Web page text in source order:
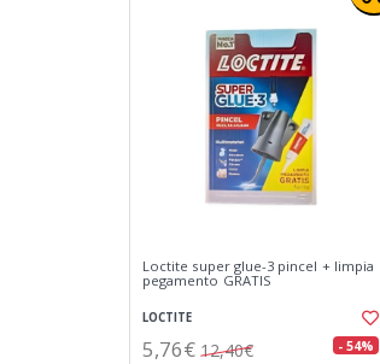
Loctite super glue-3 pincel + limpia
pegamento GRATIS
LOCTITE
5,76€ 12,40€ - 54%